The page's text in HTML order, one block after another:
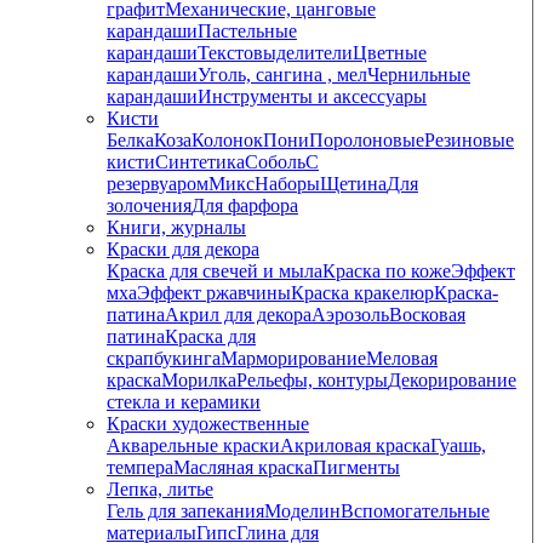
графитМеханические, цанговые
карандашиПастельные
карандашиТекстовыделителиЦветные
карандашиУголь, сангина , мелЧернильные
карандашиИнструменты и аксессуары
Кисти
БелкаКозаКолонокПониПоролоновыеРезиновые
кистиСинтетикаСобольС
резервуаромМиксНаборыЩетинаДля
золоченияДля фарфора
Книги, журналы
Краски для декора
Краска для свечей и мылаКраска по кожеЭффект
мхаЭффект ржавчиныКраска кракелюрКраска-
патинаАкрил для декораАэрозольВосковая
патинаКраска для
скрапбукингаМарморированиеМеловая
краскаМорилкаРельефы, контурыДекорирование
стекла и керамики
Краски художественные
Акварельные краскиАкриловая краскаГуашь,
темпераМасляная краскаПигменты
Лепка, литье
Гель для запеканияМоделинВспомогательные
материалыГипсГлина для